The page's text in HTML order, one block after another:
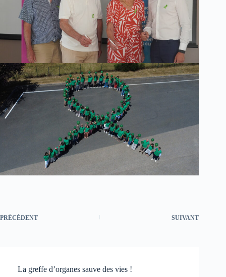
PRÉCÉDENT SUIVANT
La greffe d’organes sauve des vies !